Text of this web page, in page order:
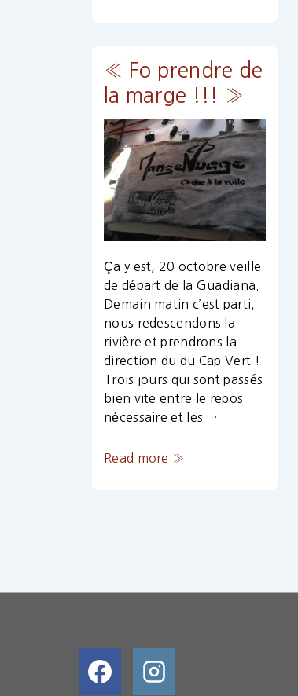
Cap
Vert
« Fo prendre de
la marge !!! »
Ça y est, 20 octobre veille
de départ de la Guadiana.
Demain matin c’est parti,
nous redescendons la
rivière et prendrons la
direction du du Cap Vert !
Trois jours qui sont passés
bien vite entre le repos
nécessaire et les …
« Fo
Read more »